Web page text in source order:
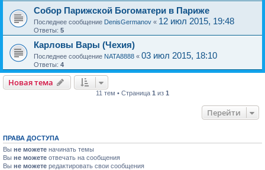
Собор Парижской Богоматери в Париже
Последнее сообщение DenisGermanov « 12 июл 2015, 19:48
Ответы: 5
Карловы Вары (Чехия)
Последнее сообщение NATA8888 « 03 июл 2015, 18:10
Ответы: 4
Новая тема
11 тем • Страница 1 из 1
Перейти
ПРАВА ДОСТУПА
Вы не можете начинать темы
Вы не можете отвечать на сообщения
Вы не можете редактировать свои сообщения